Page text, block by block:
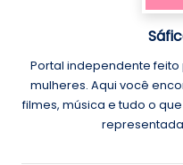
Portal independente
mulheres. Aqui você
filmes, música e tudo o